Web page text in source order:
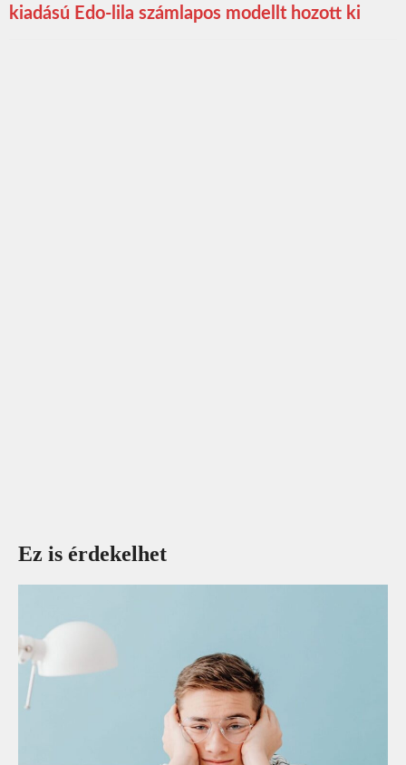
kiadású Edo-lila számlapos modellt hozott ki
Ez is érdekelhet